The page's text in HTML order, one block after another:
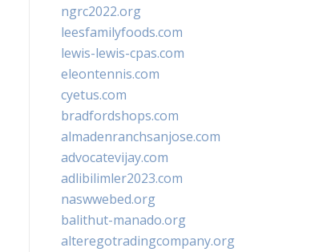
ngrc2022.org
leesfamilyfoods.com
lewis-lewis-cpas.com
eleontennis.com
cyetus.com
bradfordshops.com
almadenranchsanjose.com
advocatevijay.com
adlibilimler2023.com
naswwebed.org
balithut-manado.org
alteregotradingcompany.org